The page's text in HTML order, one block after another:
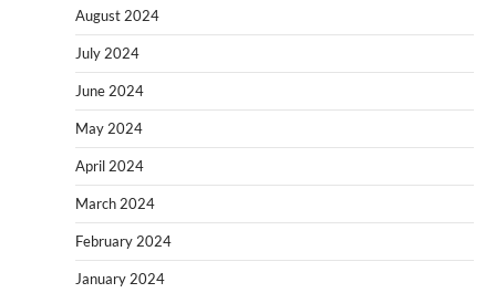
August 2024
July 2024
June 2024
May 2024
April 2024
March 2024
February 2024
January 2024